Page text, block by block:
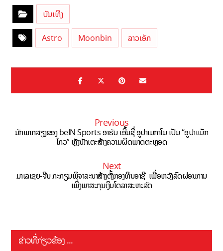
ບັນເທີງ
Astro Moonbin ລາວເອັກ
Previous
ນັກພາກສຽງຂອງ beIN Sports ອາຣັບ ເອີ້ນຊື່ ອູປາເມກາໂນ ເປັນ “ອູປາແມັກ
ໄກວ” ຫຼັງນັກເຕະສ້າງຄວາມຜິດພາດຕະຫຼອດ
Next
ມາເລເຊຍ-ຈີນ ກະກຽມພິຈາລະນາສ້າງຕັ້ງກອງທຶນອາຊີ ເພື່ອຫວັງລົດຜ່ອນການ
ເພິ່ງພາສະກຸນເງິນໂດລາສະຫະລັດ
ຂ່າວທີ່ກ່ຽວຂ້ອງ ...